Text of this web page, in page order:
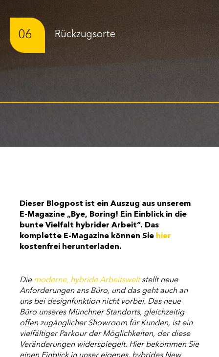
06 Rückzugsorte
Dieser Blogpost ist ein Auszug aus unserem
E-Magazine „Bye, Boring! Ein Einblick in die
bunte Vielfalt hybrider Arbeit“. Das
komplette E-Magazine können Sie hier
kostenfrei herunterladen.
Die moderne, hybride Arbeitsweltstellt neue
Anforderungen ans Büro, und das geht auch an
uns bei designfunktion nicht vorbei. Das neue
Büro unseres Münchner Standorts, gleichzeitig
offen zugänglicher Showroom für Kunden, ist ein
vielfältiger Parkour der Möglichkeiten, der diese
Veränderungen widerspiegelt. Hier bekommen Sie
einen Einblick in unser eigenes, hybrides New